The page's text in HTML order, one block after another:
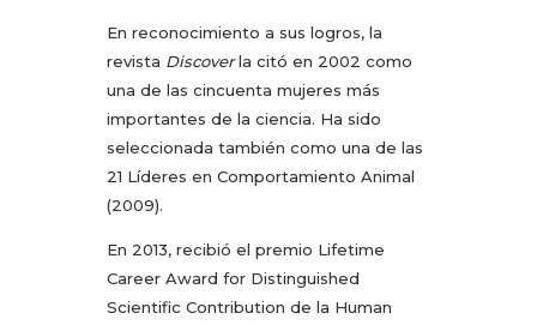
En reconocimiento a sus logros, la
revista Discoverla citó en 2002 como
una de las cincuenta mujeres más
importantes de la ciencia. Ha sido
seleccionada también como una de las
21 Líderes en Comportamiento Animal
(2009).
En 2013, recibió el premio Lifetime
Career Award for Distinguished
Scientific Contribution de la Human